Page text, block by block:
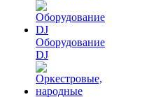
Оборудование
DJ